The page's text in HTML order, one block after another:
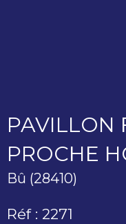
PAVILLON
PROCHE
Bû (28410)
Réf : 2271